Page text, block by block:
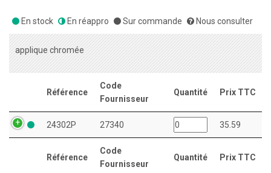
En stock En réappro Sur commande Nous consulter
applique chromée
Référence
Code
Fournisseur
Quantité Prix TTC
Référence
Code
Fournisseur
Quantité Prix TTC
24302P 27340 35.59